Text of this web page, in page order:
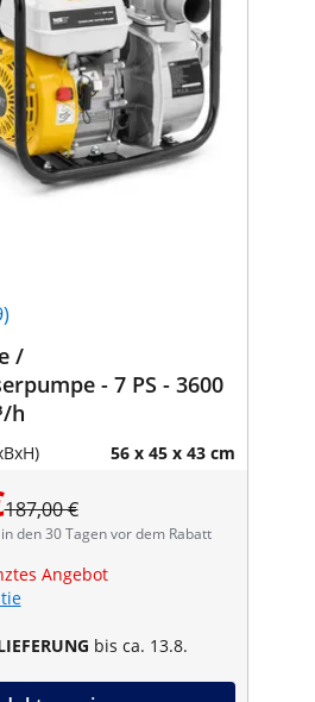
/
- 7 PS - 3600
h
56 x 45 x 43 cm
187,00 €
den 30 Tagen vor dem Rabatt
Angebot
bis ca. 13.8.